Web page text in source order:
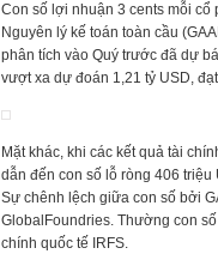
Con số lợi nhuận 3 cents mỗi cổ
Nguyên lý kế toán toàn cầu
phân tích vào Quý trước đã dự
vượt xa dự đoán 1,21 tỷ USD,
Mặt khác, khi các kết quả tài
dẫn đến con số lỗ ròng 406
Sự chênh lệch giữa con số bởi
GlobalFoundries. Thường con
chính quốc tế IRFS.